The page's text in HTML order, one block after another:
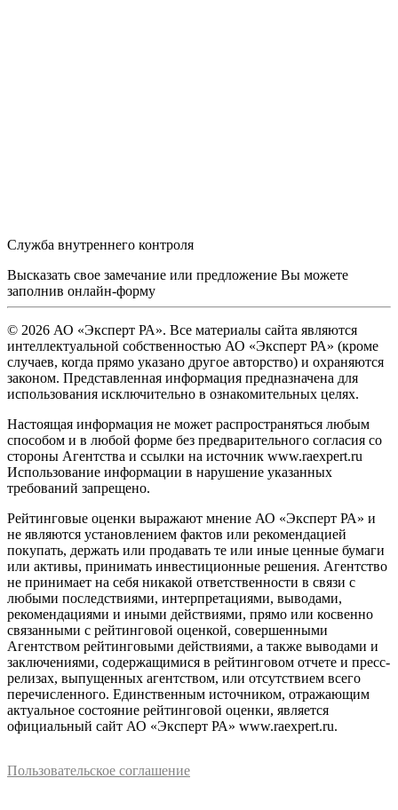
Служба внутреннего контроля
Высказать свое замечание или предложение Вы можете
заполнив онлайн-форму
© 2026 АО «Эксперт РА». Все материалы сайта являются
интеллектуальной собственностью АО «Эксперт РА» (кроме
случаев, когда прямо указано другое авторство) и охраняются
законом. Представленная информация предназначена для
использования исключительно в ознакомительных целях.
Настоящая информация не может распространяться любым
способом и в любой форме без предварительного согласия со
стороны Агентства и ссылки на источник www.raexpert.ru
Использование информации в нарушение указанных
требований запрещено.
Рейтинговые оценки выражают мнение АО «Эксперт РА» и
не являются установлением фактов или рекомендацией
покупать, держать или продавать те или иные ценные бумаги
или активы, принимать инвестиционные решения. Агентство
не принимает на себя никакой ответственности в связи с
любыми последствиями, интерпретациями, выводами,
рекомендациями и иными действиями, прямо или косвенно
связанными с рейтинговой оценкой, совершенными
Агентством рейтинговыми действиями, а также выводами и
заключениями, содержащимися в рейтинговом отчете и пресс-
релизах, выпущенных агентством, или отсутствием всего
перечисленного. Единственным источником, отражающим
актуальное состояние рейтинговой оценки, является
официальный сайт АО «Эксперт РА» www.raexpert.ru.
Пользовательское соглашение